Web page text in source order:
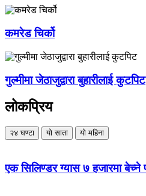
कमरेड चिर्को
गुल्मीमा जेठाजुद्वारा बुहारीलाई कुटपिट
लोकप्रिय
२४ घण्टा यो साता यो महिना
एक सिलिण्डर ग्यास ७ हजारमा बेच्ने